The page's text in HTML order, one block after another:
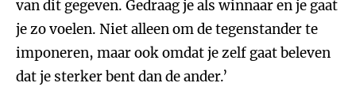
van dit gegeven. Gedraag je als winnaar en je gaat
je zo voelen. Niet alleen om de tegenstander te
imponeren, maar ook omdat je zelf gaat beleven
dat je sterker bent dan de ander.’